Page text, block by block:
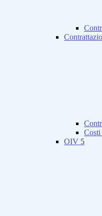
OIV 5